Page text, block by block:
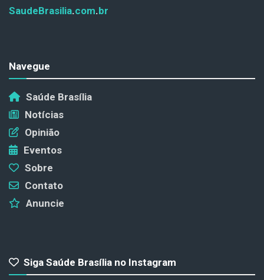
SaudeBrasilia.com.br
Navegue
Saúde Brasília
Notícias
Opinião
Eventos
Sobre
Contato
Anuncie
Siga Saúde Brasília no Instagram